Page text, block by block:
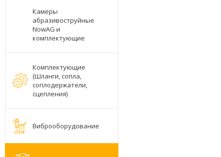
Камеры
абразивоструйные
NowAG и
комплектующие
Комплектующие
(Шланги, сопла,
соплодержатели,
сцепления)
Виброоборудование